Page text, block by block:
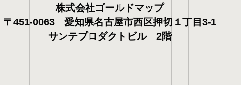
株式会社ゴールドマップ
〒451-0063 愛知県名古屋市西区押切１丁目3-1
サンテプロダクトビル 2階